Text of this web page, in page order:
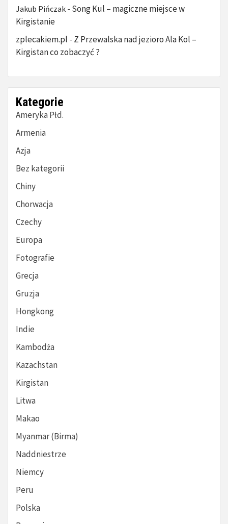
Jakub Pińczak - Song Kul – magiczne miejsce w
Kirgistanie
zplecakiem.pl - Z Przewalska nad jezioro Ala Kol –
Kirgistan co zobaczyć ?
Kategorie
Ameryka Płd.
Armenia
Azja
Bez kategorii
Chiny
Chorwacja
Czechy
Europa
Fotografie
Grecja
Gruzja
Hongkong
Indie
Kambodża
Kazachstan
Kirgistan
Litwa
Makao
Myanmar (Birma)
Naddniestrze
Niemcy
Peru
Polska